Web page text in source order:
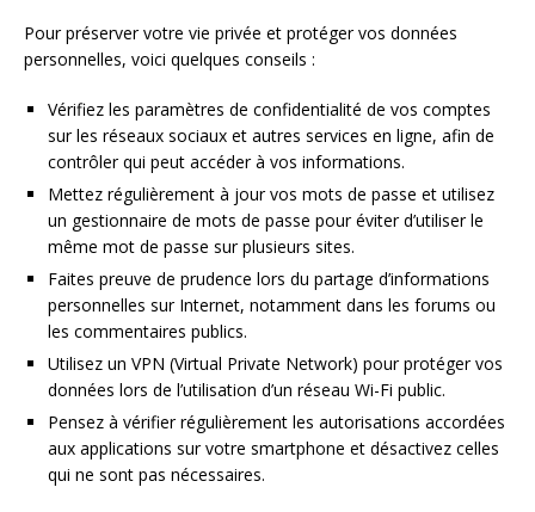
Pour préserver votre vie privée et protéger vos données
personnelles, voici quelques conseils :
Vérifiez les paramètres de confidentialité de vos comptes
sur les réseaux sociaux et autres services en ligne, afin de
contrôler qui peut accéder à vos informations.
Mettez régulièrement à jour vos mots de passe et utilisez
un gestionnaire de mots de passe pour éviter d’utiliser le
même mot de passe sur plusieurs sites.
Faites preuve de prudence lors du partage d’informations
personnelles sur Internet, notamment dans les forums ou
les commentaires publics.
Utilisez un VPN (Virtual Private Network) pour protéger vos
données lors de l’utilisation d’un réseau Wi-Fi public.
Pensez à vérifier régulièrement les autorisations accordées
aux applications sur votre smartphone et désactivez celles
qui ne sont pas nécessaires.